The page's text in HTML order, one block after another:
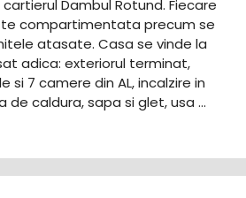
Dambul Rotund. Fiecare
compartimentata precum se
atasate. Casa se vinde la
adica: exteriorul terminat,
si 7 camere din AL, incalzire in
de caldura, sapa si glet, usa …